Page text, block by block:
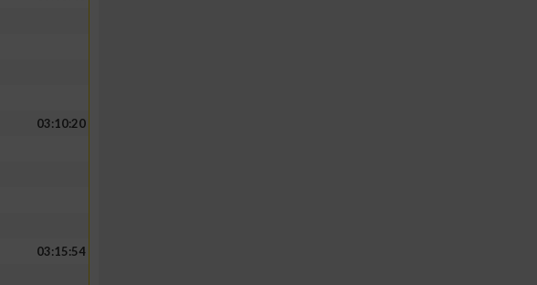
03:10:20
03:15:54